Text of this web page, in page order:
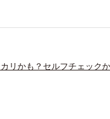
リかも？セルフチェック